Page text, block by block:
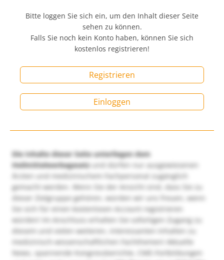
Bitte loggen Sie sich ein, um den Inhalt dieser Seite
sehen zu können.
Falls Sie noch kein Konto haben, können Sie sich
kostenlos registrieren!
Registrieren
Einloggen
Die Inhalte dieser Seite unterliegen dem
Heilmittelwerbegesetzund dürfen nur ausgewiesenen
Ärzten und medizinischem Fachpersonal zugänglich
gemacht werden. Wenn Sie der Ansicht sind, dass Sie zu
dieser Zielgruppe gehören, würden wir uns freuen, wenn
Sie sich für einen kostenlosen Account registrieren
würden! Im Anschluss erhalten Sie sofortigen Zugang zu
diesem und vielen weiteren, interessanten Inhalten zu
medizinisch-wissenschaftlichen Fachthemen! Aktuelle
News, spannende Kongressberichte, CME-Fortbildungen